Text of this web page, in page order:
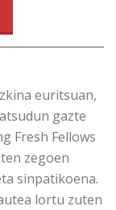
euritsuan,
gazte
Fresh Fellows
zegoen
sinpatikoena.
lortu zuten